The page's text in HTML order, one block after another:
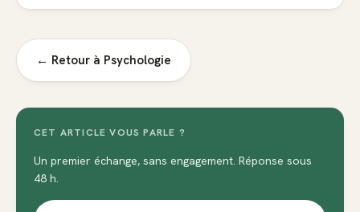
← Retour à Psychologie
CET ARTICLE VOUS PARLE ?
Un premier échange, sans engagement. Réponse sous
48 h.